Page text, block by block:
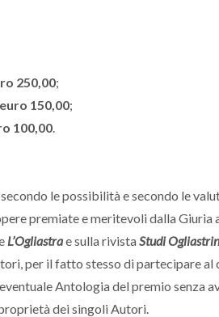
250,00;
euro 150,00;
100,00.
le possibilità e secondo le
premiate e meritevoli dalla Giuria
L’Ogliastrae sulla rivistaStudi
per il fatto stesso di partecipare al
Antologia del premio senza
dei singoli Autori.